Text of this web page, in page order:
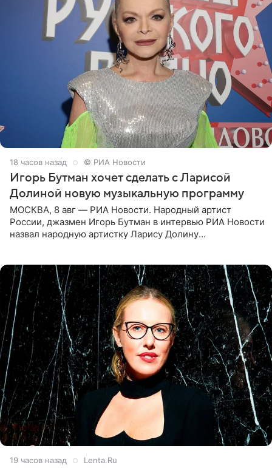
18 часов назад © РИА Новости
Игорь Бутман хочет сделать с Ларисой
Долиной новую музыкальную программу
МОСКВА, 8 авг — РИА Новости. Народный артист
России, джазмен Игорь Бутман в интервью РИА Новости
назвал народную артистку Ларису Долину
19 часов назад Lenta.Ru